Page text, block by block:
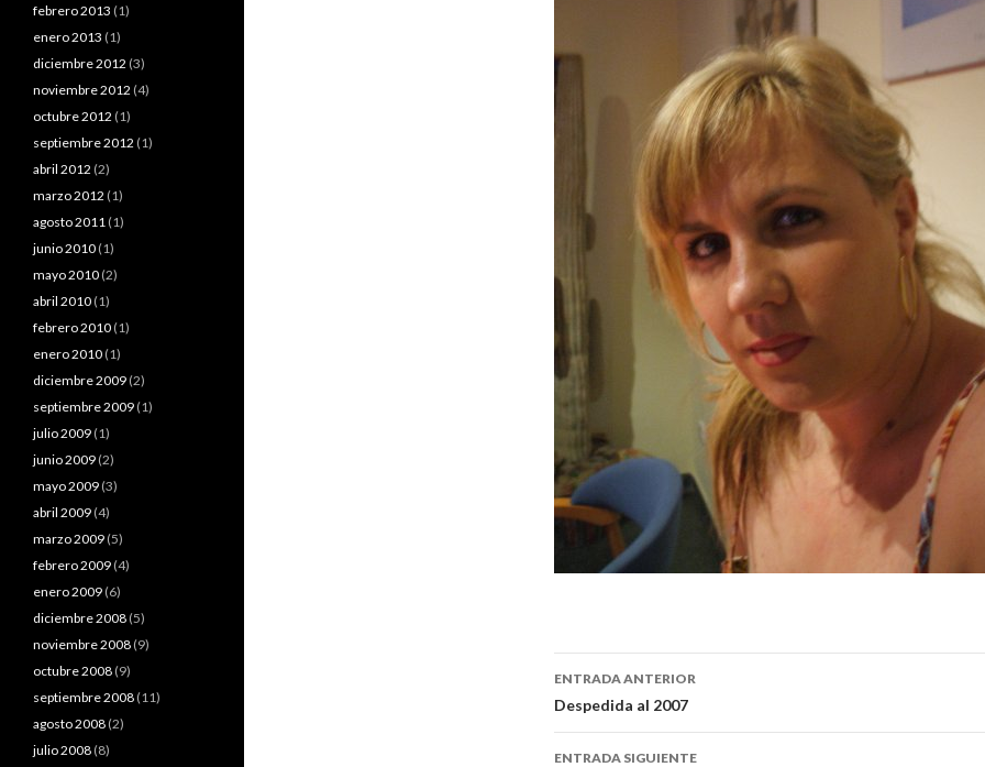
Navegación
de
entradas
ENTRADA ANTERIOR
Despedida al 2007
ENTRADA SIGUIENTE
febrero 2013 (1)
enero 2013 (1)
diciembre 2012 (3)
noviembre 2012 (4)
octubre 2012 (1)
septiembre 2012 (1)
abril 2012 (2)
marzo 2012 (1)
agosto 2011 (1)
junio 2010 (1)
mayo 2010 (2)
abril 2010 (1)
febrero 2010 (1)
enero 2010 (1)
diciembre 2009 (2)
septiembre 2009 (1)
julio 2009 (1)
junio 2009 (2)
mayo 2009 (3)
abril 2009 (4)
marzo 2009 (5)
febrero 2009 (4)
enero 2009 (6)
diciembre 2008 (5)
noviembre 2008 (9)
octubre 2008 (9)
septiembre 2008 (11)
agosto 2008 (2)
julio 2008 (8)